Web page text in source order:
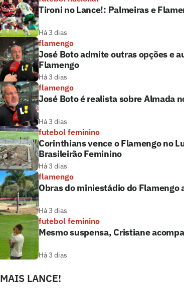
Tironi no Lance!: Palmeiras e
Há 3 dias
flamengo
José Boto admite outras opções e
Flamengo
Há 3 dias
flamengo
José Boto é realista sobre Almada
Há 3 dias
futebol feminino
Corinthians vence o Flamengo no
Brasileirão Feminino
Há 3 dias
flamengo
Obras do miniestádio do Flamengo
Há 3 dias
futebol feminino
Mesmo suspensa, Cristiane
Há 3 dias
MAIS LANCE!